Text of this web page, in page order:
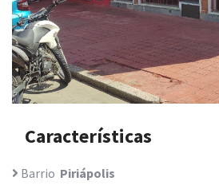
Características
Barrio Piriápolis